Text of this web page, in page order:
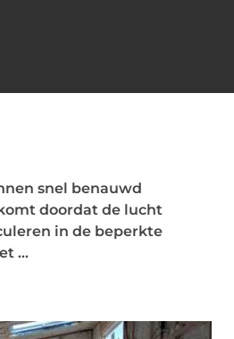
snel benauwd
doordat de lucht
in de beperkte
...